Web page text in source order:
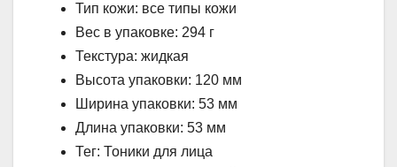
Тип кожи: все типы кожи
Вес в упаковке: 294 г
Текстура: жидкая
Высота упаковки: 120 мм
Ширина упаковки: 53 мм
Длина упаковки: 53 мм
Тег: Тоники для лица